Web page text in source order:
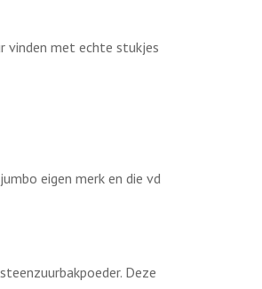
vinden met echte stukjes
eigen merk en die vd
Deze